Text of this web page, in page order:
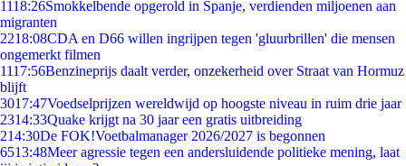
1118:26Smokkelbende opgerold in Spanje, verdienden miljoenen aan
migranten
2218:08CDA en D66 willen ingrijpen tegen 'gluurbrillen' die mensen
ongemerkt filmen
1117:56Benzineprijs daalt verder, onzekerheid over Straat van Hormuz
blijft
3017:47Voedselprijzen wereldwijd op hoogste niveau in ruim drie jaar
2314:33Quake krijgt na 30 jaar een gratis uitbreiding
214:30De FOK!Voetbalmanager 2026/2027 is begonnen
6513:48Meer agressie tegen een andersluidende politieke mening, laat